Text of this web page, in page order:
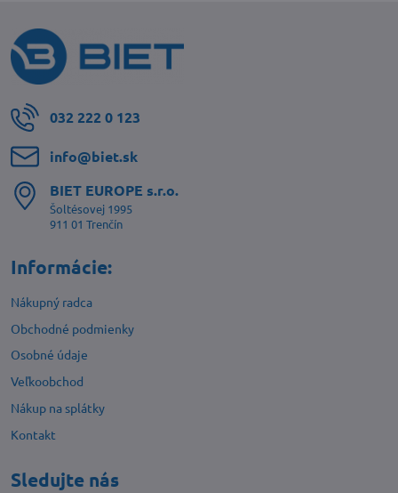
032 222 0 123
info​@biet​.sk
BIET EUROPE s​.r​.o​.
Šoltésovej 1995
911 01 Trenčín
Informácie:
Nákupný radca
Obchodné podmienky
Osobné údaje
Veľkoobchod
Nákup na splátky
Kontakt
Sledujte nás